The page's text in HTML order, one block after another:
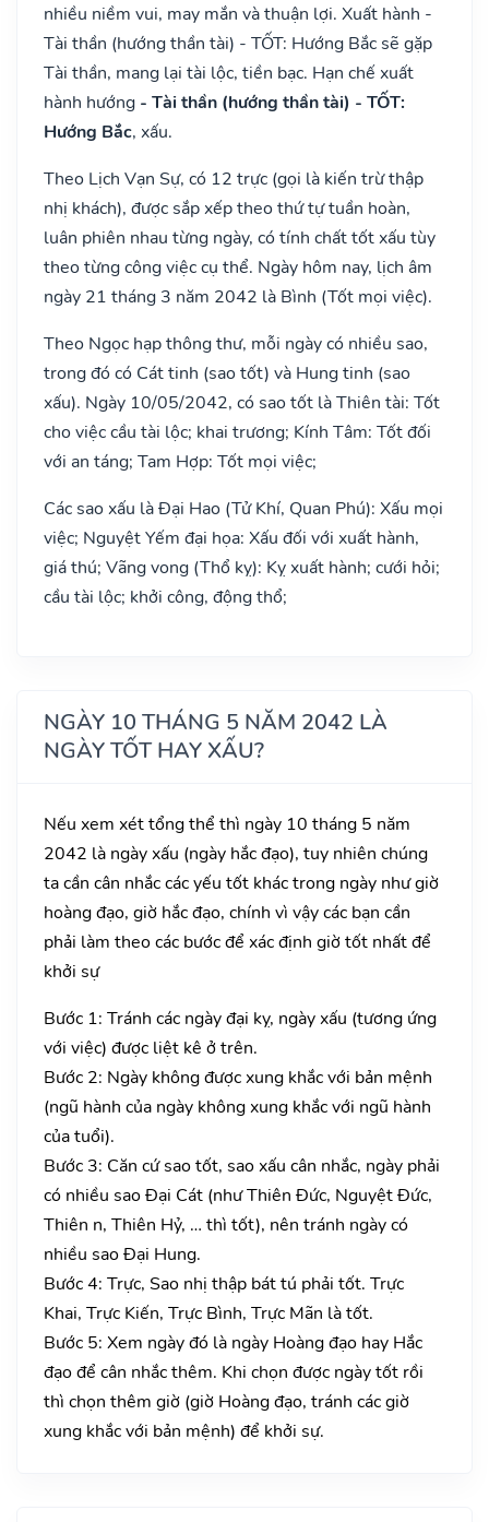
nhiều niềm vui, may mắn và thuận lợi. Xuất hành -
Tài thần (hướng thần tài) - TỐT: Hướng Bắc sẽ gặp
Tài thần, mang lại tài lộc, tiền bạc. Hạn chế xuất
hành hướng - Tài thần (hướng thần tài) - TỐT:
Hướng Bắc, xấu.
Theo Lịch Vạn Sự, có 12 trực (gọi là kiến trừ thập
nhị khách), được sắp xếp theo thứ tự tuần hoàn,
luân phiên nhau từng ngày, có tính chất tốt xấu tùy
theo từng công việc cụ thể. Ngày hôm nay, lịch âm
ngày 21 tháng 3 năm 2042 là Bình (Tốt mọi việc).
Theo Ngọc hạp thông thư, mỗi ngày có nhiều sao,
trong đó có Cát tinh (sao tốt) và Hung tinh (sao
xấu). Ngày 10/05/2042, có sao tốt là Thiên tài: Tốt
cho việc cầu tài lộc; khai trương; Kính Tâm: Tốt đối
với an táng; Tam Hợp: Tốt mọi việc;
Các sao xấu là Đại Hao (Tử Khí, Quan Phú): Xấu mọi
việc; Nguyệt Yếm đại họa: Xấu đối với xuất hành,
giá thú; Vãng vong (Thổ kỵ): Kỵ xuất hành; cưới hỏi;
cầu tài lộc; khởi công, động thổ;
NGÀY 10 THÁNG 5 NĂM 2042 LÀ
NGÀY TỐT HAY XẤU?
Nếu xem xét tổng thể thì ngày 10 tháng 5 năm
2042 là ngày xấu (ngày hắc đạo), tuy nhiên chúng
ta cần cân nhắc các yếu tốt khác trong ngày như giờ
hoàng đạo, giờ hắc đạo, chính vì vậy các bạn cần
phải làm theo các bước để xác định giờ tốt nhất để
khởi sự
Bước 1: Tránh các ngày đại kỵ, ngày xấu (tương ứng
với việc) được liệt kê ở trên.
Bước 2: Ngày không được xung khắc với bản mệnh
(ngũ hành của ngày không xung khắc với ngũ hành
của tuổi).
Bước 3: Căn cứ sao tốt, sao xấu cân nhắc, ngày phải
có nhiều sao Đại Cát (như Thiên Đức, Nguyệt Đức,
Thiên n, Thiên Hỷ, … thì tốt), nên tránh ngày có
nhiều sao Đại Hung.
Bước 4: Trực, Sao nhị thập bát tú phải tốt. Trực
Khai, Trực Kiến, Trực Bình, Trực Mãn là tốt.
Bước 5: Xem ngày đó là ngày Hoàng đạo hay Hắc
đạo để cân nhắc thêm. Khi chọn được ngày tốt rồi
thì chọn thêm giờ (giờ Hoàng đạo, tránh các giờ
xung khắc với bản mệnh) để khởi sự.